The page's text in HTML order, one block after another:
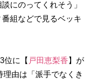
にのってくれそう」
番組などで見るベッキ
位に【 戸田恵梨香 】が
由は「派手でなくき